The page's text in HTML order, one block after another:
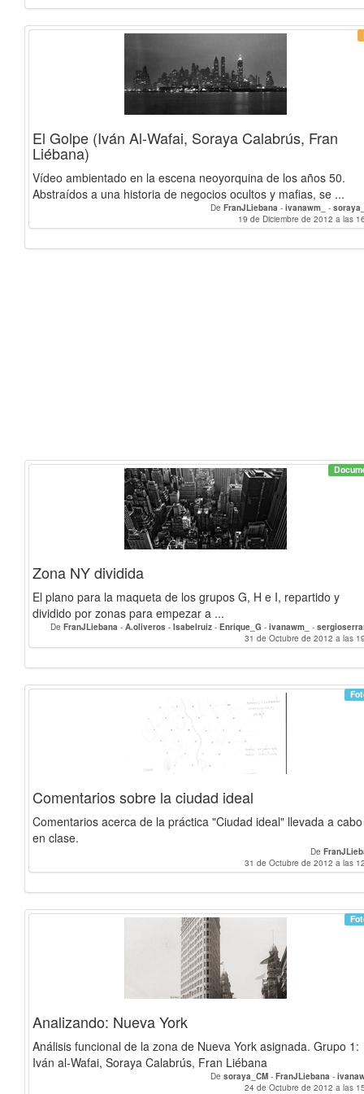
El Golpe (Iván Al-Wafai, Soraya Calabrús, Fran
Liébana)
Vídeo ambientado en la escena neoyorquina de los años 50.
Abstraídos a una historia de negocios ocultos y mafias, se ...
De FranJLiebana - ivanawm_ -
19 de Diciembre de 2012 a las
Zona NY dividida
El plano para la maqueta de los grupos G, H e I, repartido y
dividido por zonas para empezar a ...
De FranJLiebana - A.oliveros - Isabelruiz - Enrique_G - ivanawm_ -
31 de Octubre de 2012 a las
Comentarios sobre la ciudad ideal
Comentarios acerca de la práctica "Ciudad ideal" llevada a cabo
en clase.
De
31 de Octubre de 2012 a las
Analizando: Nueva York
Análisis funcional de la zona de Nueva York asignada. Grupo 1:
Iván al-Wafai, Soraya Calabrús, Fran Liébana
De soraya_CM - FranJLiebana -
24 de Octubre de 2012 a las